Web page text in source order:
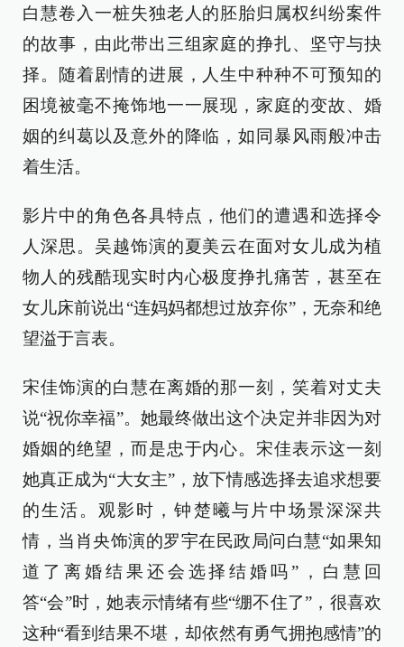
白慧卷入一桩失独老人的胚胎归属权纠纷案件
的故事，由此带出三组家庭的挣扎、坚守与抉
择。随着剧情的进展，人生中种种不可预知的
困境被毫不掩饰地一一展现，家庭的变故、婚
姻的纠葛以及意外的降临，如同暴风雨般冲击
着生活。
影片中的角色各具特点，他们的遭遇和选择令
人深思。吴越饰演的夏美云在面对女儿成为植
物人的残酷现实时内心极度挣扎痛苦，甚至在
女儿床前说出“连妈妈都想过放弃你”，无奈和绝
望溢于言表。
宋佳饰演的白慧在离婚的那一刻，笑着对丈夫
说“祝你幸福”。她最终做出这个决定并非因为对
婚姻的绝望，而是忠于内心。宋佳表示这一刻
她真正成为“大女主”，放下情感选择去追求想要
的生活。观影时，钟楚曦与片中场景深深共
情，当肖央饰演的罗宇在民政局问白慧“如果知
道了离婚结果还会选择结婚吗”，白慧回
答“会”时，她表示情绪有些“绷不住了”，很喜欢
这种“看到结果不堪，却依然有勇气拥抱感情”的